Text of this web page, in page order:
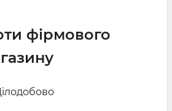
фірмового